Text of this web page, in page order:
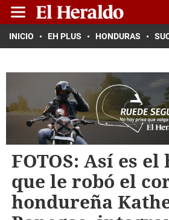
INICIO EH PLUS HONDURAS
FOTOS: Así es
que le robó el
hondureña